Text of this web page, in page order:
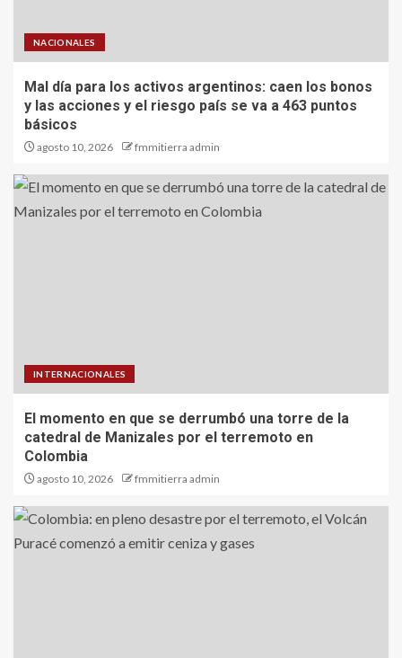
NACIONALES
Mal día para los activos argentinos: caen los bonos
y las acciones y el riesgo país se va a 463 puntos
básicos
agosto 10, 2026 fmmitierra admin
INTERNACIONALES
El momento en que se derrumbó una torre de la
catedral de Manizales por el terremoto en
Colombia
agosto 10, 2026 fmmitierra admin